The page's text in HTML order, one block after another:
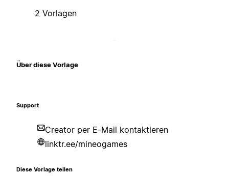
2 Vorlagen
Über diese Vorlage
Support
Creator per E-Mail kontaktieren
linktr.ee/mineogames
Diese Vorlage teilen